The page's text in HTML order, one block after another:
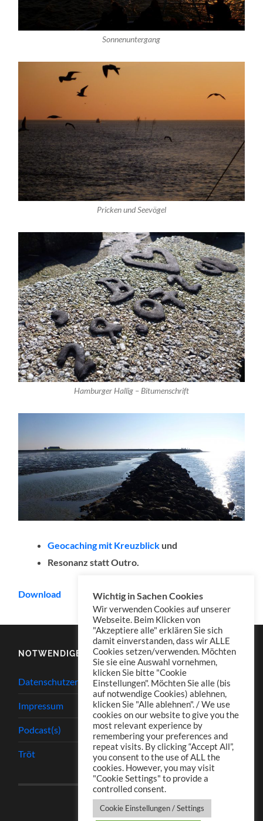
Sonnenuntergang
Pricken und Seevögel
Hamburger Hallig – Bitumenschrift
Geocaching mit Kreuzblick und
Resonanz statt Outro.
Download
NOTWENDIGES
Datenschutzerklärung
Impressum
Podcast(s)
Tröt
Wichtig in Sachen Cookies
Wir verwenden Cookies auf unserer
Webseite. Beim Klicken von
"Akzeptiere alle" erklären Sie sich
damit einverstanden, dass wir ALLE
Cookies setzen/verwenden. Möchten
Sie sie eine Auswahl vornehmen,
klicken Sie bitte "Cookie
Einstellungen". Möchten Sie alle (bis
auf notwendige Cookies) ablehnen,
klicken Sie "Alle ablehnen". / We use
cookies on our website to give you the
most relevant experience by
remembering your preferences and
repeat visits. By clicking “Accept All”,
you consent to the use of ALL the
cookies. However, you may visit
"Cookie Settings" to provide a
controlled consent.
Cookie Einstellungen / Settings